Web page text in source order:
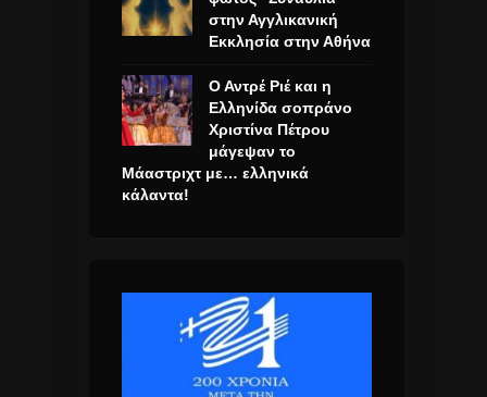
στην Αγγλικανική
Εκκλησία στην Αθήνα
Ο Αντρέ Ριέ και η
Ελληνίδα σοπράνο
Χριστίνα Πέτρου
μάγεψαν το
Μάαστριχτ με… ελληνικά
κάλαντα!